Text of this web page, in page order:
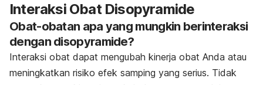
Interaksi Obat Disopyramide
Obat-obatan apa yang mungkin berinteraksi
dengan disopyramide?
Interaksi obat dapat mengubah kinerja obat Anda atau
meningkatkan risiko efek samping yang serius. Tidak